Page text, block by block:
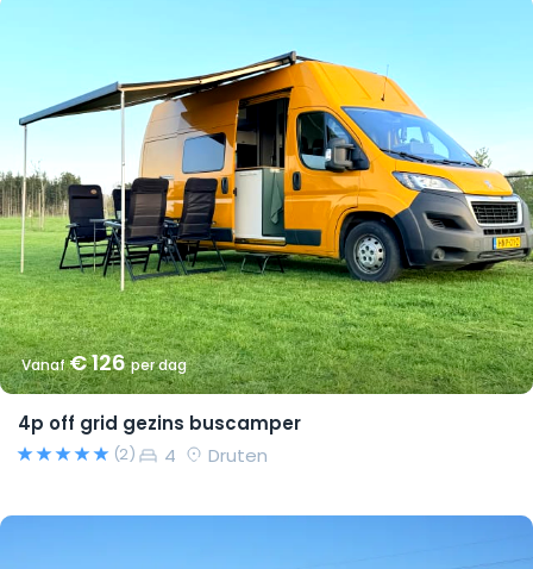
Vanaf€ 126per dag
4p off grid gezins buscamper
(2) 4 Druten